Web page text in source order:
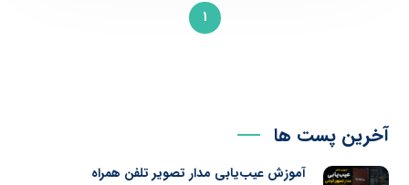
1
آخرین پست ها
آموزش عیب‌یابی مدار تصویر تلفن همراه